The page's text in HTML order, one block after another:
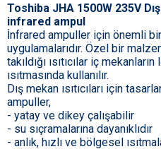
Toshiba JHA 1500W 235V
infrared ampul
İnfrared ampuller için önemli bir
uygulamalarıdır. Özel bir
takıldığı ısıtıcılar iç
ısıtmasında kullanılır.
Dış mekan ısıtıcıları için
ampuller,
- yatay ve dikey çalışabilir
- su sıçramalarına dayanıklıdır
- anlık, hızlı ve bölgesel